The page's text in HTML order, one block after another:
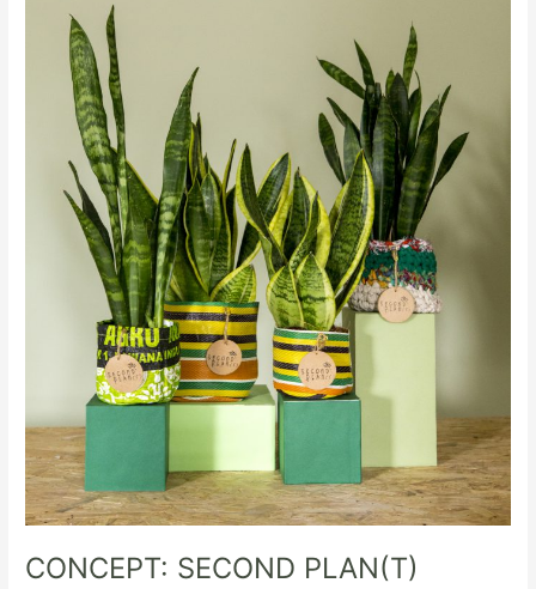
CONCEPT: SECOND PLAN(T)